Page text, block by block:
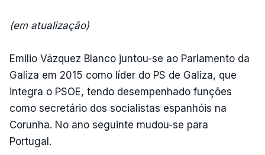
(em atualização)
Emilio Vázquez Blanco juntou-se ao Parlamento da
Galiza em 2015 como líder do PS de Galiza, que
integra o PSOE, tendo desempenhado funções
como secretário dos socialistas espanhóis na
Corunha. No ano seguinte mudou-se para
Portugal.